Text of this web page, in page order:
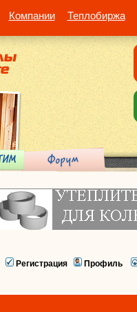
Компании Теплобиржа
Регистрация Профиль